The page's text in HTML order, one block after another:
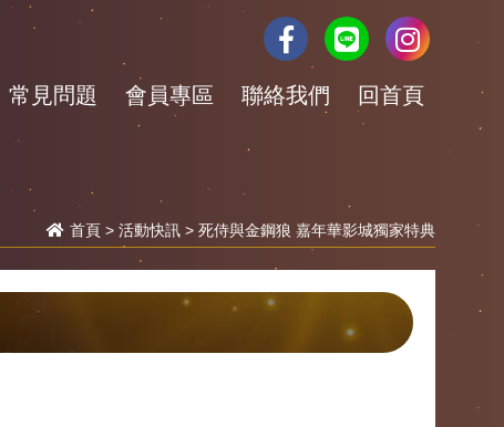
常見問題 會員專區 聯絡我們 回首頁
首頁 > 活動快訊 > 死侍與金鋼狼 嘉年華影城獨家特典